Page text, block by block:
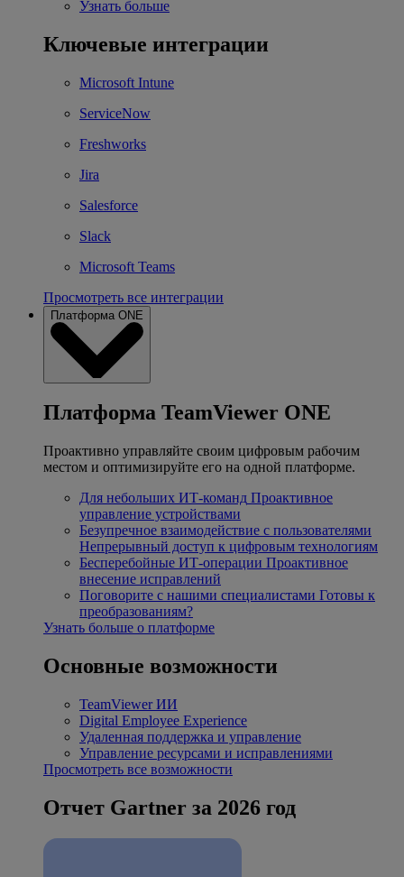
Узнать больше
Ключевые интеграции
Microsoft Intune
ServiceNow
Freshworks
Jira
Salesforce
Slack
Microsoft Teams
Просмотреть все интеграции
Платформа ONE
Платформа TeamViewer ONE
Проактивно управляйте своим цифровым рабочим
местом и оптимизируйте его на одной платформе.
Для небольших ИТ-команд Проактивное
управление устройствами
Безупречное взаимодействие с пользователями
Непрерывный доступ к цифровым технологиям
Бесперебойные ИТ-операции Проактивное
внесение исправлений
Поговорите с нашими специалистами Готовы к
преобразованиям?
Узнать больше о платформе
Основные возможности
TeamViewer ИИ
Digital Employee Experience
Удаленная поддержка и управление
Управление ресурсами и исправлениями
Просмотреть все возможности
Отчет Gartner за 2026 год